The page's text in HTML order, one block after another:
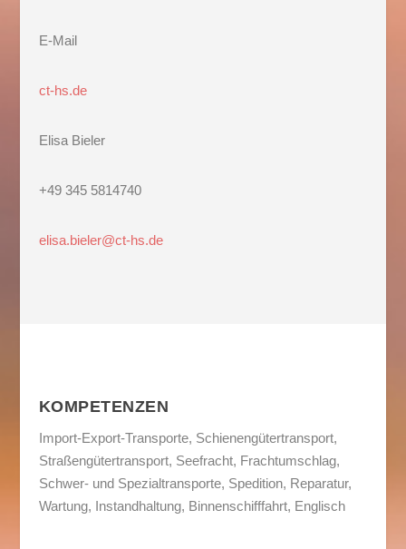
E-Mail
ct-hs.de
Elisa Bieler
+49 345 5814740
elisa.bieler@ct-hs.de
KOMPETENZEN
Import-Export-Transporte, Schienengütertransport,
Straßengütertransport, Seefracht, Frachtumschlag,
Schwer- und Spezialtransporte, Spedition, Reparatur,
Wartung, Instandhaltung, Binnenschifffahrt, Englisch